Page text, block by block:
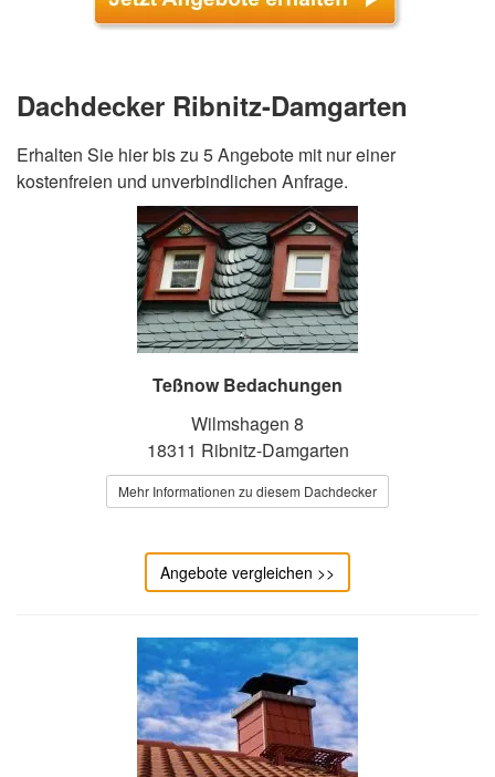
Dachdecker Ribnitz-Damgarten
Erhalten Sie hier bis zu 5 Angebote mit nur einer
kostenfreien und unverbindlichen Anfrage.
Teßnow Bedachungen
Wilmshagen 8
18311 Ribnitz-Damgarten
Mehr Informationen zu diesem Dachdecker
Angebote vergleichen >>